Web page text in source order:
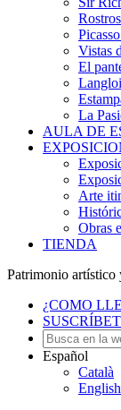
Vistas
El
La
AULA DE
Arte
Obras
TIENDA
Patrimonio artístico
¿COMO
Español
Català
English